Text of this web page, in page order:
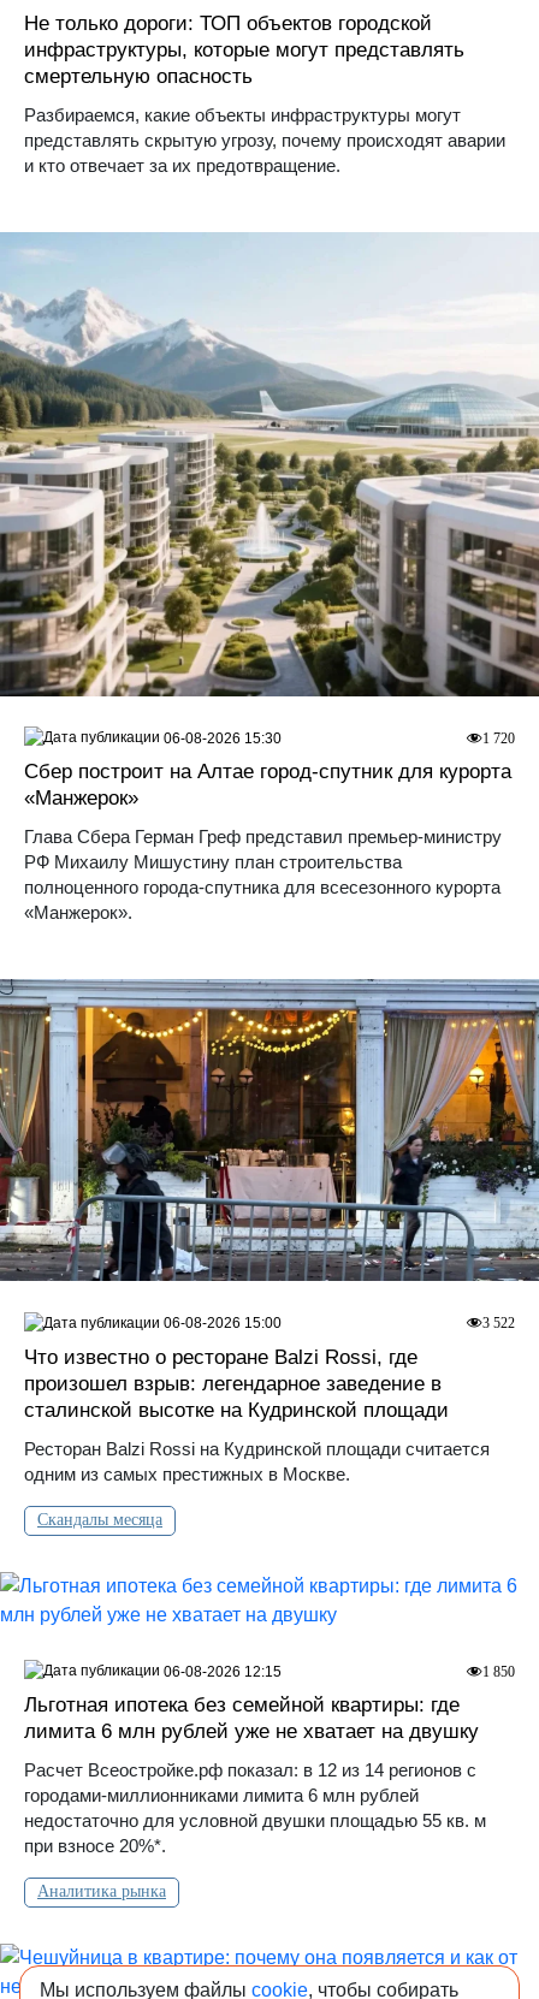
Не только дороги: ТОП объектов городской
инфраструктуры, которые могут представлять
смертельную опасность
Разбираемся, какие объекты инфраструктуры могут
представлять скрытую угрозу, почему происходят аварии
и кто отвечает за их предотвращение.
Сбер построит на Алтае город-спутник для курорта
«Манжерок»
Глава Сбера Герман Греф представил премьер-министру
РФ Михаилу Мишустину план строительства
полноценного города-спутника для всесезонного курорта
«Манжерок».
1 720
06-08-2026 15:30
Что известно о ресторане Balzi Rossi, где
произошел взрыв: легендарное заведение в
сталинской высотке на Кудринской площади
Ресторан Balzi Rossi на Кудринской площади считается
одним из самых престижных в Москве.
Скандалы месяца
3 522
06-08-2026 15:00
Льготная ипотека без семейной квартиры: где
лимита 6 млн рублей уже не хватает на двушку
Расчет Всеостройке.рф показал: в 12 из 14 регионов с
городами-миллионниками лимита 6 млн рублей
недостаточно для условной двушки площадью 55 кв. м
при взносе 20%*.
Аналитика рынка
1 850
06-08-2026 12:15
Мы используем файлы cookie, чтобы собирать